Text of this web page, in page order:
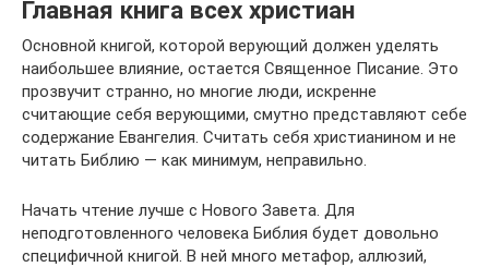
Главная книга всех христиан
Основной книгой, которой верующий должен уделять
наибольшее влияние, остается Священное Писание. Это
прозвучит странно, но многие люди, искренне
считающие себя верующими, смутно представляют себе
содержание Евангелия. Считать себя христианином и не
читать Библию — как минимум, неправильно.
Начать чтение лучше с Нового Завета. Для
неподготовленного человека Библия будет довольно
специфичной книгой. В ней много метафор, аллюзий,